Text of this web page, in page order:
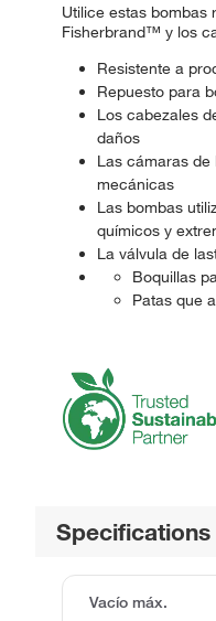
Utilice estas bombas
Fisherbrand™ y los
Resistente a
Repuesto para
Los cabezales
daños
Las cámaras
mecánicas
Las bombas
químicos y
La válvula de
Boquillas
Patas que
Specifications
Vacío máx.